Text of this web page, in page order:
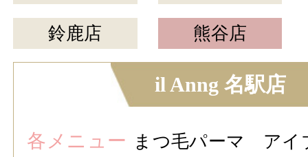
鈴鹿店 熊谷店
il Anng 名駅店
各メニュー
まつ毛パーマ ア